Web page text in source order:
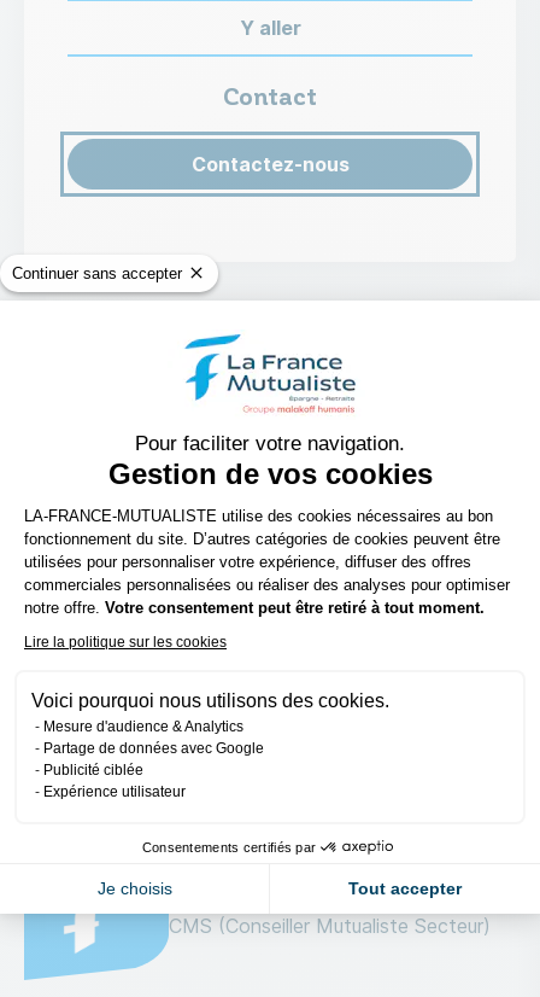
Continuer sans accepter
Pour faciliter votre navigation.
Gestion de vos cookies
Plateforme de Gestion du
LA-FRANCE-MUTUALISTE utilise des cookies nécessaires au bon
fonctionnement du site. D’autres catégories de cookies peuvent être
utilisées pour personnaliser votre expérience, diffuser des offres
commerciales personnalisées ou réaliser des analyses pour optimiser
notre offre. Votre consentement peut être retiré à tout moment.
Lire la politique sur les cookies
Voici pourquoi nous utilisons des cookies.
Mesure d'audience & Analytics
Partage de données avec Google
Publicité ciblée
Expérience utilisateur
Consentements certifiés par
Je choisis Tout accepter
Axeptio consent
Y aller
Contact
Contactez-nous
VOTRE ÉQUIPE DE CONSEILLERS
Julie Marin
CMA (Conseiller Mutualiste Agence)
Lucile Ferrari
Responsable secteur
CMS (Conseiller Mutualiste Secteur)